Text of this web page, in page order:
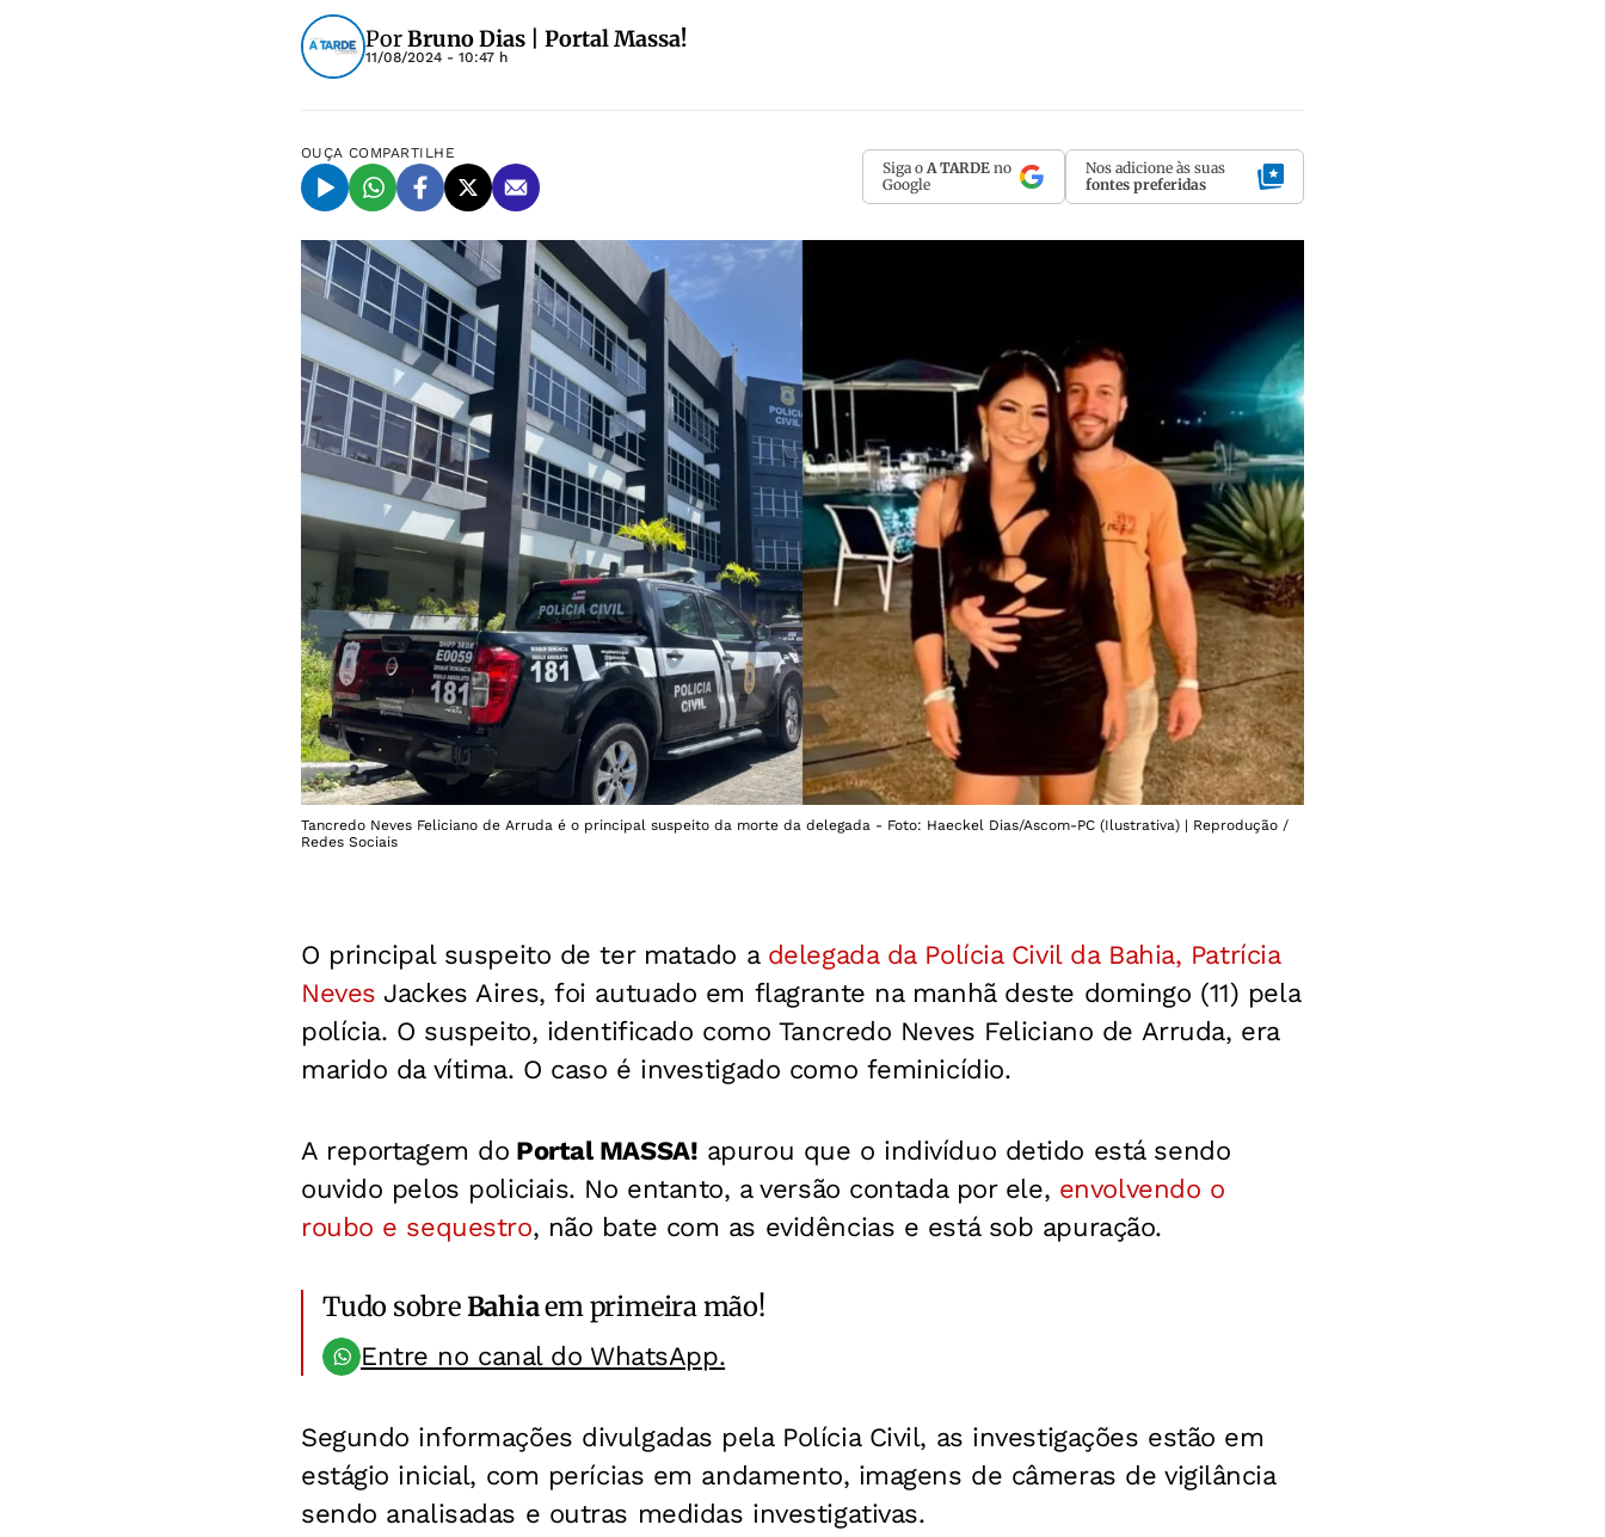
PorBruno Dias | Portal Massa!
11/08/2024 - 10:47 h
OUÇA COMPARTILHE
Siga o A TARDE no
Google
Nos adicione às suas
fontes preferidas
Tancredo Neves Feliciano de Arruda é o principal suspeito da morte da delegada - Foto: Haeckel Dias/Ascom-PC (Ilustrativa) | Reprodução /
Redes Sociais
O principal suspeito de ter matado a delegada da Polícia Civil da Bahia, Patrícia
Neves Jackes Aires, foi autuado em flagrante na manhã deste domingo (11) pela
polícia. O suspeito, identificado como Tancredo Neves Feliciano de Arruda, era
marido da vítima. O caso é investigado como feminicídio.
A reportagem do Portal MASSA! apurou que o indivíduo detido está sendo
ouvido pelos policiais. No entanto, a versão contada por ele, envolvendo o
roubo e sequestro, não bate com as evidências e está sob apuração.
Tudo sobreBahiaem primeira mão!
Entre no canal do WhatsApp.
Segundo informações divulgadas pela Polícia Civil, as investigações estão em
estágio inicial, com perícias em andamento, imagens de câmeras de vigilância
sendo analisadas e outras medidas investigativas.